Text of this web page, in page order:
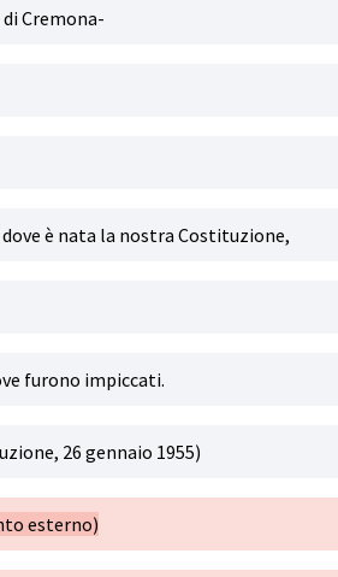
Cremona-
è nata la nostra Costituzione,
furono impiccati.
26 gennaio 1955)
esterno)